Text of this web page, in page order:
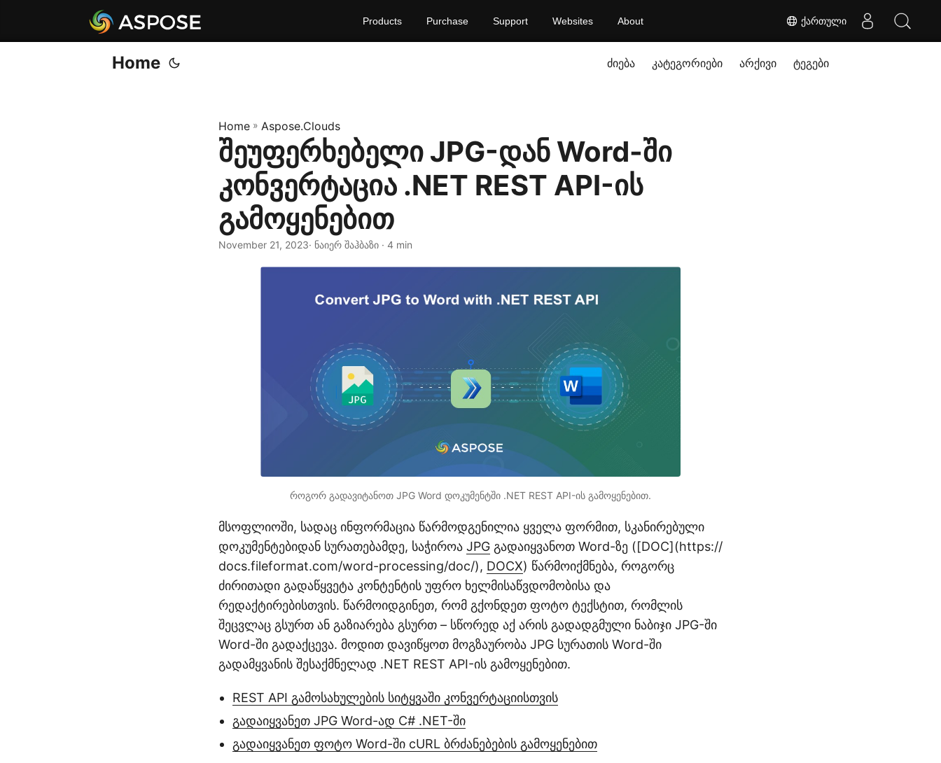
ქართული
Products Purchase Support Websites About
Home ძიება კატეგორიები არქივი ტეგები
Home » Aspose.Clouds
შეუფერხებელი JPG-დან Word-ში
კონვერტაცია .NET REST API-ის
გამოყენებით
November 21, 2023· ნაიერ შაჰბაზი · 4 min
როგორ გადავიტანოთ JPG Word დოკუმენტში .NET REST API-ის გამოყენებით.
მსოფლიოში, სადაც ინფორმაცია წარმოდგენილია ყველა ფორმით, სკანირებული
დოკუმენტებიდან სურათებამდე, საჭიროა JPG გადაიყვანოთ Word-ზე ([DOC](https://
docs.fileformat.com/word-processing/doc/), DOCX) წარმოიქმნება, როგორც
ძირითადი გადაწყვეტა კონტენტის უფრო ხელმისაწვდომობისა და
რედაქტირებისთვის. წარმოიდგინეთ, რომ გქონდეთ ფოტო ტექსტით, რომლის
შეცვლაც გსურთ ან გაზიარება გსურთ – სწორედ აქ არის გადადგმული ნაბიჯი JPG-ში
Word-ში გადაქცევა. მოდით დავიწყოთ მოგზაურობა JPG სურათის Word-ში
გადამყვანის შესაქმნელად .NET REST API-ის გამოყენებით.
REST API გამოსახულების სიტყვაში კონვერტაციისთვის
გადაიყვანეთ JPG Word-ად C# .NET-ში
გადაიყვანეთ ფოტო Word-ში cURL ბრძანებების გამოყენებით